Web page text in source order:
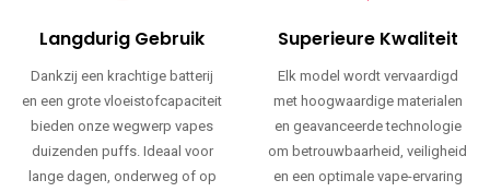
Langdurig Gebruik
Dankzij een krachtige batterij
en een grote vloeistofcapaciteit
bieden onze wegwerp vapes
duizenden puffs. Ideaal voor
lange dagen, onderweg of op
Superieure Kwaliteit
Elk model wordt vervaardigd
met hoogwaardige materialen
en geavanceerde technologie
om betrouwbaarheid, veiligheid
en een optimale vape-ervaring